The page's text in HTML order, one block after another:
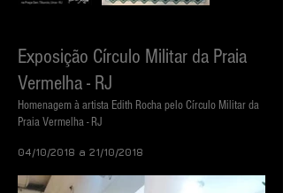
Exposição Círculo Militar da Praia
Vermelha - RJ
Homenagem à artista Edith Rocha pelo Círculo Militar da
Praia Vermelha - RJ
04/10/2018 a 21/10/2018